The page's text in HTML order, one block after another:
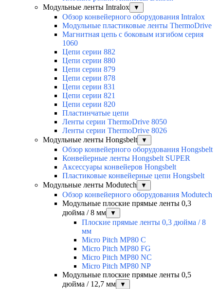
Модульные ленты Intralox
▼
Обзор конвейерного оборудования Intralox
Модульные пластиковые ленты ThermoDrive
Магнитная цепь с боковым изгибом серия
1060
Цепи серии 882
Цепи серии 880
Цепи серии 879
Цепи серии 878
Цепи серии 831
Цепи серии 821
Цепи серии 820
Пластинчатые цепи
Ленты серии ThermoDrive 8050
Ленты серии ThermoDrive 8026
Модульные ленты Hongsbelt
▼
Обзор конвейерного оборудования Hongsbelt
Конвейерные ленты Hongsbelt SUPER
Аксессуары конвейеров Hongsbelt
Пластиковые конвейерные цепи Hongsbelt
Модульные ленты Modutech
▼
Обзор конвейерного оборудования Modutech
Модульные плоские прямые ленты 0,3
дюйма / 8 мм
▼
Плоские прямые ленты 0,3 дюйма / 8
мм
Micro Pitch MP80 С
Micro Pitch MP80 FG
Micro Pitch MP80 NС
Micro Pitch MP80 NP
Модульные плоские прямые ленты 0,5
дюйма / 12,7 мм
▼